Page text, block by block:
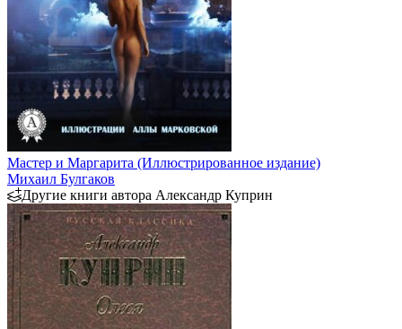
Мастер и Маргарита (Иллюстрированное издание)
Михаил Булгаков
Другие книги автора Александр Куприн